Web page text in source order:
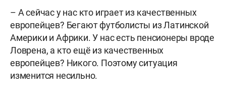
– А сейчас у нас кто играет из качественных
европейцев? Бегают футболисты из Латинской
Америки и Африки. У нас есть пенсионеры вроде
Ловрена, а кто ещё из качественных
европейцев? Никого. Поэтому ситуация
изменится несильно.